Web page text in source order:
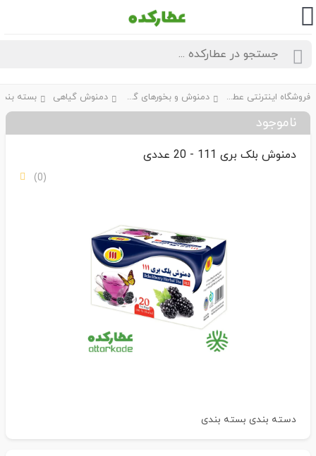
فروشگاه اینترنتی عطارکده دمنوش و بخورهای گیاهی دمنوش گیاهی بسته بندی
ناموجود
دمنوش بلک بری 111 - 20 عددی
دسته بندیبسته بندی